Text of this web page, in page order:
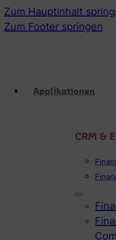
Zum Hauptinhalt
Zum Footer springen
Applikationen
CRM &